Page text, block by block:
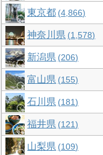
東京都 4,866
神奈川県 1,578
新潟県 206
富山県 155
石川県 181
福井県 121
山梨県 109